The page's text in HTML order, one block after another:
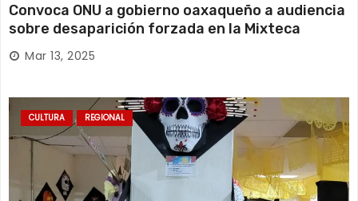
Convoca ONU a gobierno oaxaqueño a audiencia
sobre desaparición forzada en la Mixteca
Mar 13, 2025
CULTURA REGIONAL